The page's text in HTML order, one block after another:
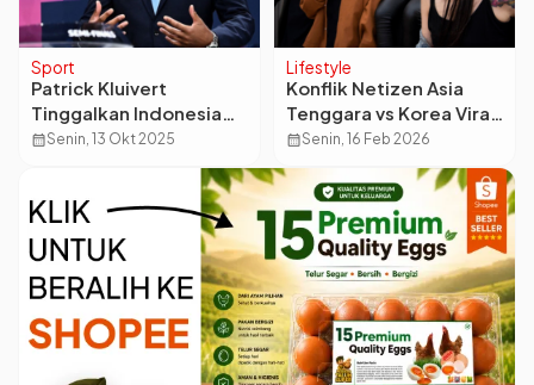
Sport
Patrick Kluivert
Tinggalkan Indonesia
Usai Gagal ke Piala
Dunia 2026, Nasibnya
Kini di Tangan Exco PSSI
calendar_monthSenin, 13 Okt 2025
Lifestyle
Konflik Netizen Asia
Tenggara vs Korea Viral
Usai Konser K-Pop di
Malaysia
calendar_monthSenin, 16 Feb 2026